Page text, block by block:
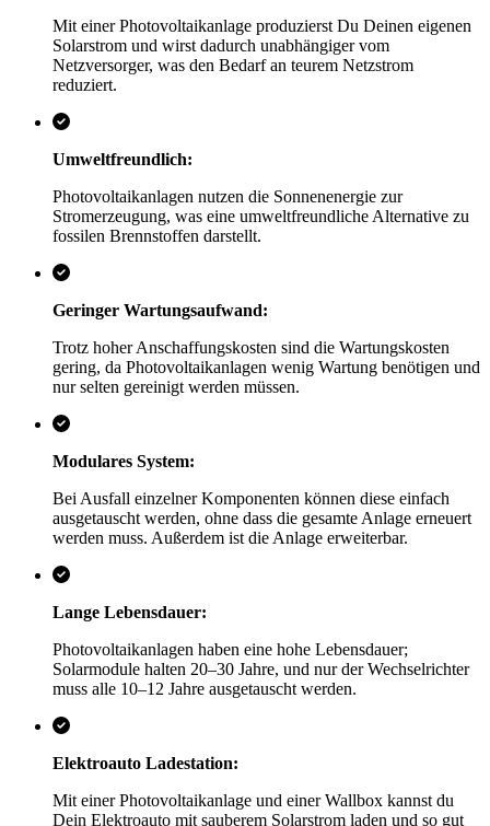
Mit einer Photovoltaikanlage produzierst Du Deinen eigenen
Solarstrom und wirst dadurch unabhängiger vom
Netzversorger, was den Bedarf an teurem Netzstrom
reduziert.
Umweltfreundlich:
Photovoltaikanlagen nutzen die Sonnenenergie zur
Stromerzeugung, was eine umweltfreundliche Alternative zu
fossilen Brennstoffen darstellt.
Geringer Wartungsaufwand:
Trotz hoher Anschaffungskosten sind die Wartungskosten
gering, da Photovoltaikanlagen wenig Wartung benötigen und
nur selten gereinigt werden müssen.
Modulares System:
Bei Ausfall einzelner Komponenten können diese einfach
ausgetauscht werden, ohne dass die gesamte Anlage erneuert
werden muss. Außerdem ist die Anlage erweiterbar.
Lange Lebensdauer:
Photovoltaikanlagen haben eine hohe Lebensdauer;
Solarmodule halten 20–30 Jahre, und nur der Wechselrichter
muss alle 10–12 Jahre ausgetauscht werden.
Elektroauto Ladestation:
Mit einer Photovoltaikanlage und einer Wallbox kannst du
Dein Elektroauto mit sauberem Solarstrom laden und so gut